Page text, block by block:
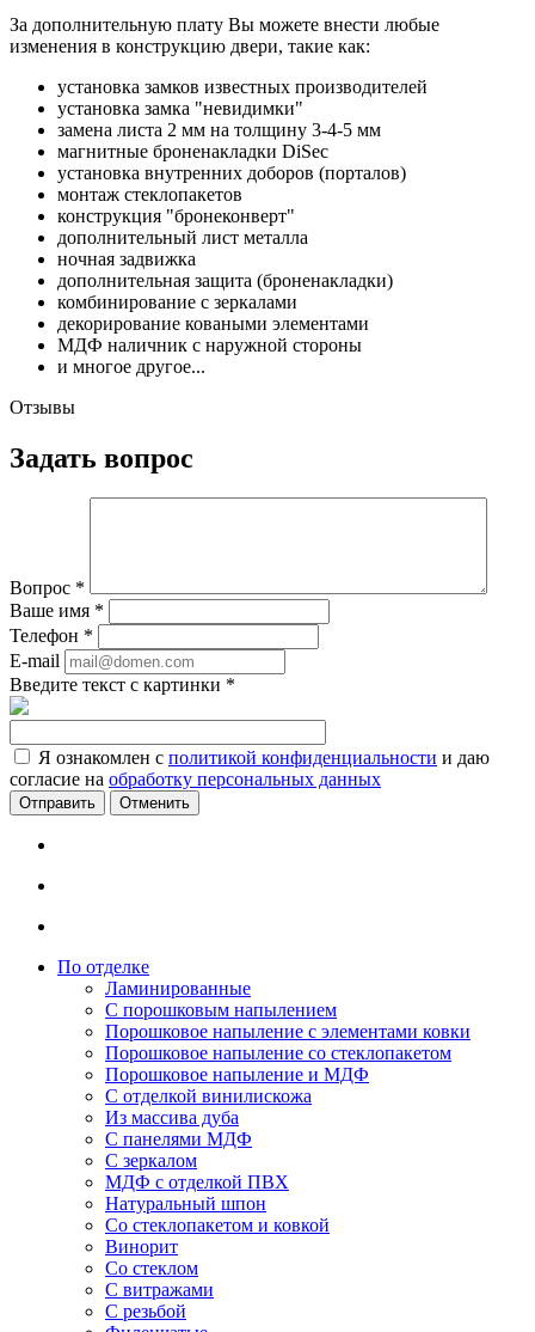
За дополнительную плату Вы можете внести любые
изменения в конструкцию двери, такие как:
установка замков известных производителей
установка замка "невидимки"
замена листа 2 мм на толщину 3-4-5 мм
магнитные броненакладки DiSec
установка внутренних доборов (порталов)
монтаж стеклопакетов
конструкция "бронеконверт"
дополнительный лист металла
ночная задвижка
дополнительная защита (броненакладки)
комбинирование с зеркалами
декорирование коваными элементами
МДФ наличник с наружной стороны
и многое другое...
Отзывы
Задать вопрос
Вопрос *
Ваше имя *
Телефон *
E-mail
Введите текст с картинки *
Я ознакомлен с политикой конфиденциальности и даю
согласие на обработку персональных данных
Отменить
По отделке
Ламинированные
С порошковым напылением
Порошковое напыление с элементами ковки
Порошковое напыление со стеклопакетом
Порошковое напыление и МДФ
С отделкой винилискожа
Из массива дуба
С панелями МДФ
С зеркалом
МДФ с отделкой ПВХ
Натуральный шпон
Со стеклопакетом и ковкой
Винорит
Со стеклом
С витражами
С резьбой